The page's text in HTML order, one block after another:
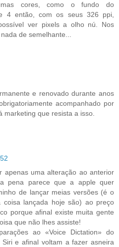
cores, como o fundo do
4 então, com os seus 326 ppi,
ver pixels a olho nú. Nos
de semelhante...
e renovado durante anos
acompanhado por
marketing que resista a isso.
apenas uma alteração ao anterior
pena parece que a apple quer
de lançar meias versões (é o
lançada hoje são) ao preço
porque afinal existe muita gente
que não lhes assiste!
ao «Voice Dictation» do
e afinal voltam a fazer asneira